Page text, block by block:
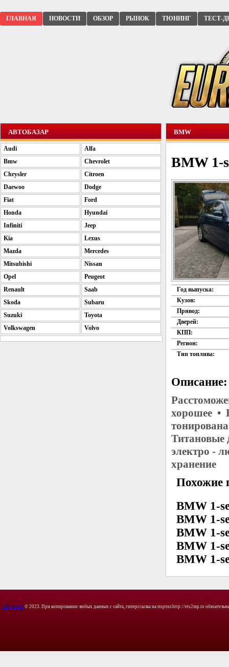
ГЛАВНАЯ НОВОСТИ ОБЗОР РЫНОК ТЮНИНГ ТЕСТ-
BMW
BMW 1-
Год выпуска:
Кузов:
Привод:
Дверей:
КПП:
Регион:
Тип топлива:
Описание:
хорошее •
Титановые
электро -
хранение
Похожие
BMW 1-
BMW 1-
BMW 1-
BMW 1-
BMW 1-
АВТОБАЗАР
Audi
Alfa
Bmw
Chevrolet
Chrysler
Citroen
Daewoo
Dodge
Fiat
Ford
Honda
Hyundai
Infiniti
Jeep
Kia
Lexus
Mazda
Mercedes
Mitsubishi
Nissan
Opel
Peugeot
Renault
Saab
Skoda
Subaru
Suzuki
Toyota
Volkswagen
Volvo
Copyright © 2023. При копировании любых данных с сайта, гиперссылка на портал http://ets2mp.ru